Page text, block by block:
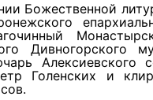
Божественной
Дивногорского
Алексиевского
Голенских и